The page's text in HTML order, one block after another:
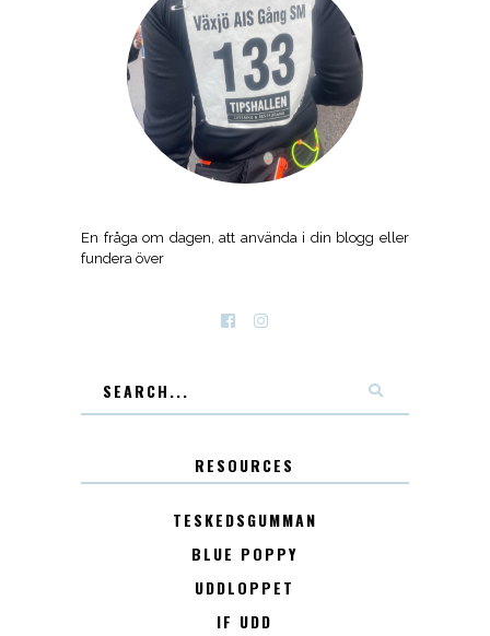
En fråga om dagen, att använda i din blogg eller
fundera över
RESOURCES
TESKEDSGUMMAN
BLUE POPPY
UDDLOPPET
IF UDD